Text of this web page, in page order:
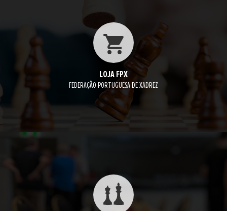
LOJA FPX
FEDERAÇÃO PORTUGUESA DE XADREZ